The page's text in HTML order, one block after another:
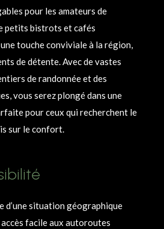
pour les amateurs de
petits bistrots et cafés
touche conviviale à la région,
de détente. Avec de vastes
de randonnée et des
vous serez plongé dans une
pour ceux qui recherchent le
sur le confort.
d’une situation géographique
facile aux autoroutes